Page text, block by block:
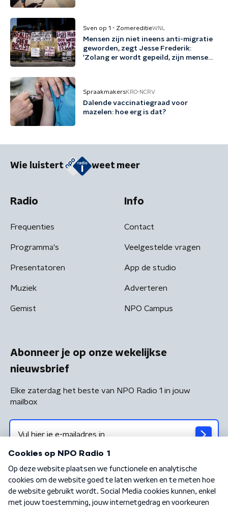
Sven op 1 - ZomereditieWNL
Mensen zijn niet ineens anti-migratie
geworden, zegt Jesse Frederik:
'Zolang er wordt gepeild, zijn mensen
SpraakmakersKRO-NCRV
Dalende vaccinatiegraad voor
mazelen: hoe erg is dat?
Wie luistert weet meer
Radio
Frequenties
Programma's
Presentatoren
Muziek
Gemist
Info
Contact
Veelgestelde vragen
App de studio
Adverteren
NPO Campus
Abonneer je op onze wekelijkse
nieuwsbrief
Elke zaterdag het beste van NPO Radio 1 in jouw
mailbox
Algemene voorwaarden